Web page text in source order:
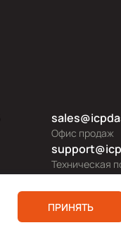
Офис продаж
Техническая
Политика
© 2000—2026
ПРИНЯТЬ